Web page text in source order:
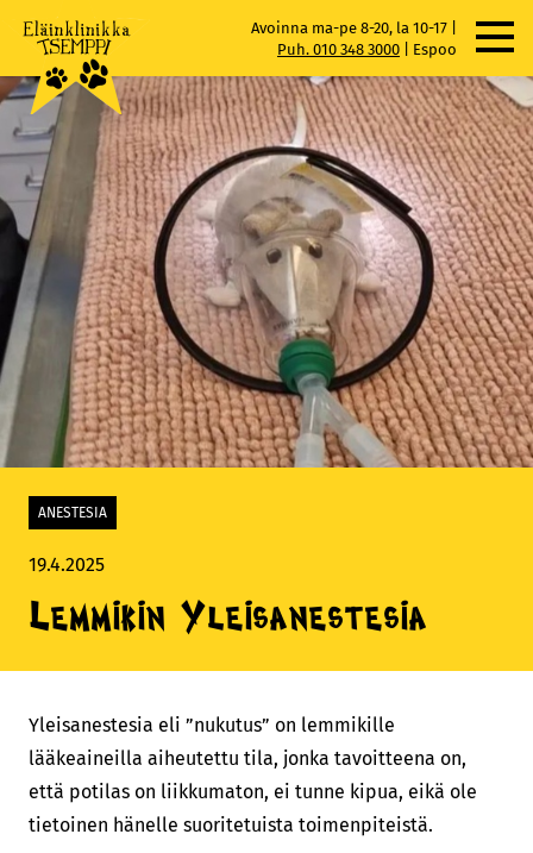
Skip
content
Avoinna ma-pe 8-20, la 10-17 |
Puh. 010 348 3000
Espoo
ANESTESIA
19.4.2025
Lemmikin Yleisanestesia
Yleisanestesia eli ”nukutus” on lemmikille
lääkeaineilla aiheutettu tila, jonka tavoitteena on,
että potilas on liikkumaton, ei tunne kipua, eikä ole
tietoinen hänelle suoritetuista toimenpiteistä.